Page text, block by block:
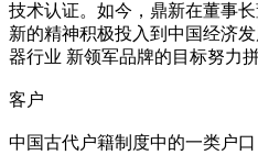
技术认证。如今，鼎新在董事
新的精神积极投入到中国经济
器行业 新领军品牌的目标努力拼
客户
中国古代户籍制度中的一类户